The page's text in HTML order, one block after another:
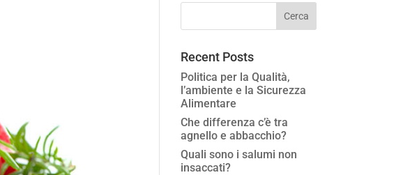
Recent Posts
Politica per la Qualità,
l’ambiente e la Sicurezza
Alimentare
Che differenza c’è tra
agnello e abbacchio?
Quali sono i salumi non
insaccati?